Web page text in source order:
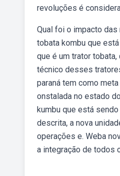
revoluções é
Qual foi o impacto
tobata kombu que
que é um trator
técnico desses
paraná tem como
onstalada no estado
kumbu que está
descrita, a nova
operações e. Weba
a integração de todos